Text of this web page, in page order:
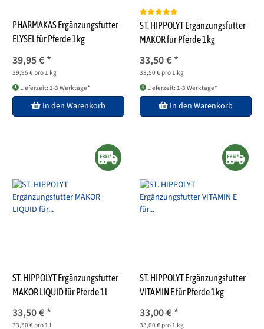
PHARMAKAS Ergänzungsfutter
ELYSEL für Pferde 1kg
39,95 € *
39,95 € pro 1 kg
Lieferzeit: 1-3 Werktage*
In den Warenkorb
ST. HIPPOLYT Ergänzungsfutter
MAKOR für Pferde 1kg
33,50 € *
33,50 € pro 1 kg
Lieferzeit: 1-3 Werktage*
In den Warenkorb
ST. HIPPOLYT Ergänzungsfutter
MAKOR LIQUID für Pferde 1l
33,50 € *
33,50 € pro 1 l
ST. HIPPOLYT Ergänzungsfutter
VITAMIN E für Pferde 1kg
33,00 € *
33,00 € pro 1 kg